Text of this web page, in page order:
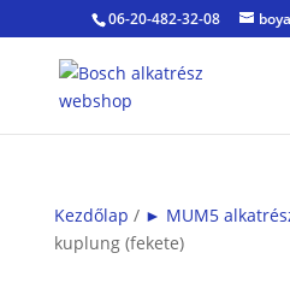
06-20-482-32-08
Kezdőlap / ► MUM5
kuplung (fekete)